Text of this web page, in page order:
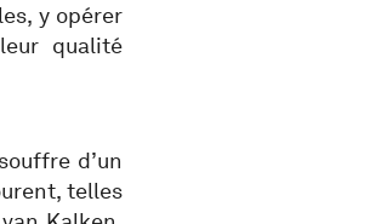
y opérer
qualité
d’un
telles